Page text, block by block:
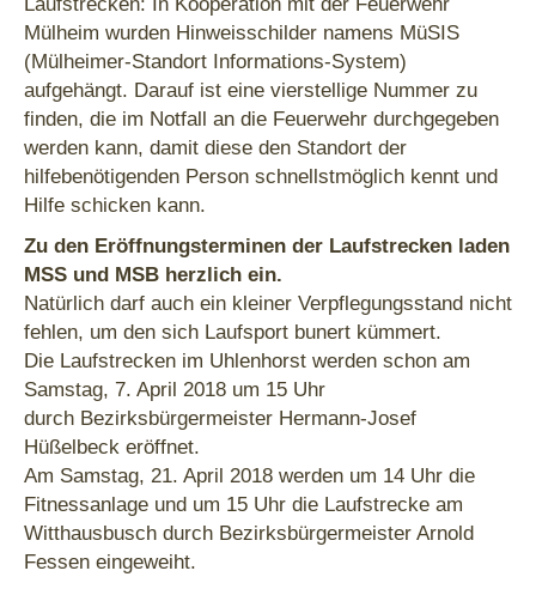
Mülheim wurden Hinweisschilder namens MüSIS
(Mülheimer-Standort Informations-System)
aufgehängt. Darauf ist eine vierstellige Nummer zu
finden, die im Notfall an die Feuerwehr durchgegeben
werden kann, damit diese den Standort der
hilfebenötigenden Person schnellstmöglich kennt und
Hilfe schicken kann.
Zu den Eröffnungsterminen der Laufstrecken laden
MSS und MSB herzlich ein.
Natürlich darf auch ein kleiner Verpflegungsstand nicht
fehlen, um den sich Laufsport bunert kümmert.
Die Laufstrecken im Uhlenhorst werden schon am
Samstag, 7. April 2018 um 15 Uhr
durch Bezirksbürgermeister Hermann-Josef
Hüßelbeck eröffnet.
Am Samstag, 21. April 2018 werden um 14 Uhr die
Fitnessanlage und um 15 Uhr die Laufstrecke am
Witthausbusch durch Bezirksbürgermeister Arnold
Fessen eingeweiht.